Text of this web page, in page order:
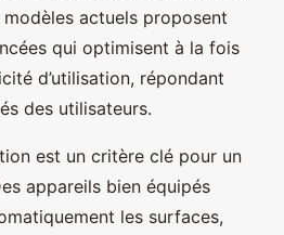
actuels proposent
qui optimisent à la fois
d’utilisation, répondant
des utilisateurs.
est un critère clé pour un
appareils bien équipés
les surfaces,